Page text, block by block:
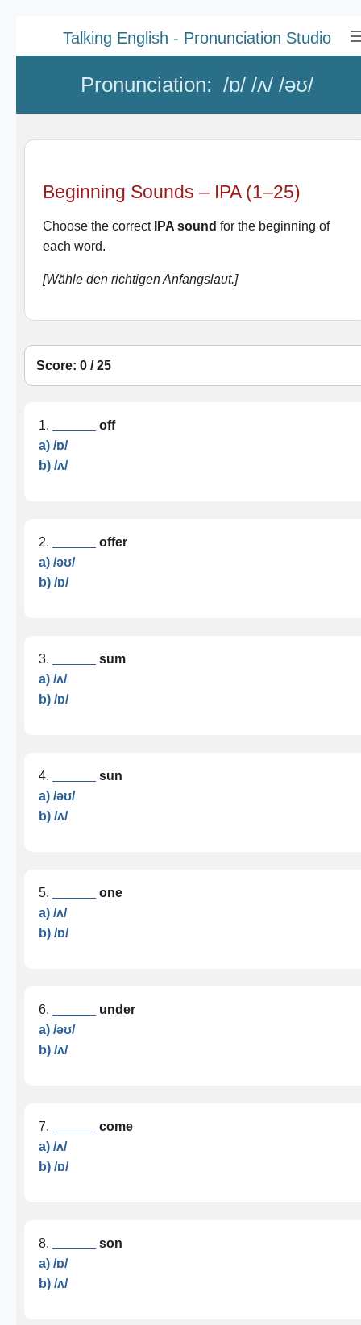
Hauptinhalt
springen
Talking English - Pronunciation Studio
Pronunciation: /ɒ/ /ʌ/ /əʊ/
Beginning Sounds – IPA (1–25)
Choose the correct IPA sound for the beginning of
each word.
[Wähle den richtigen Anfangslaut.]
Score: 0 / 25
1.
off
a) /ɒ/
b) /ʌ/
2.
offer
a) /əʊ/
b) /ɒ/
3.
sum
a) /ʌ/
b) /ɒ/
4.
sun
a) /əʊ/
b) /ʌ/
5.
one
a) /ʌ/
b) /ɒ/
6.
under
a) /əʊ/
b) /ʌ/
7.
come
a) /ʌ/
b) /ɒ/
8.
son
a) /ɒ/
b) /ʌ/